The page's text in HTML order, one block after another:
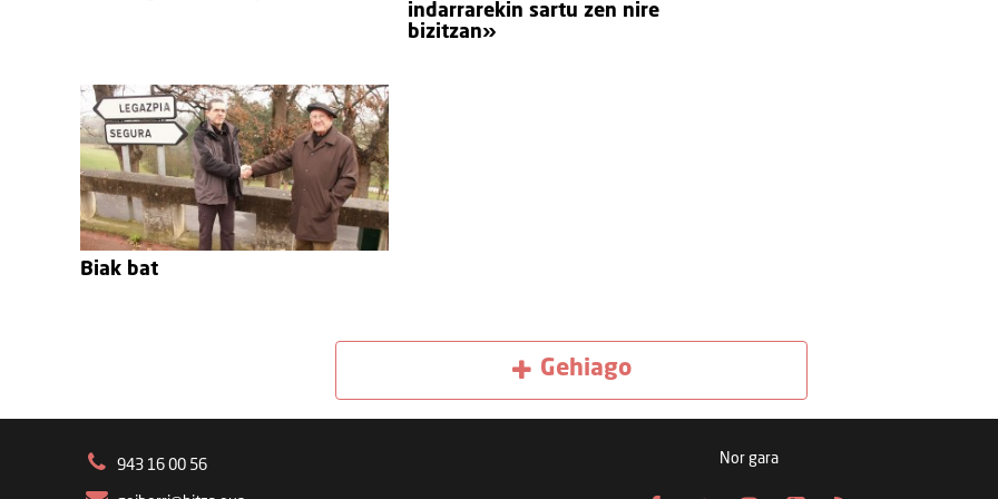
indarrarekin sartu zen nire
bizitzan»
Biak bat
Gehiago
943 16 00 56 Nor gara